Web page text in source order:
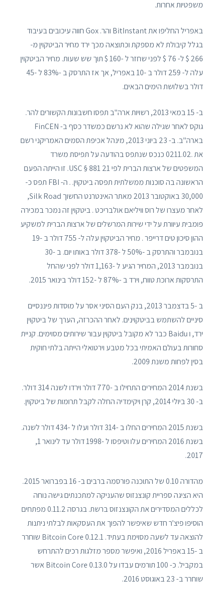
משפטיות אחרות.
באפריל החליפו את BitInstant והר. Gox חווה עיכובים בעיבוד
בגלל קיבולת לא מספקת וכתוצאה מכך ירד מחיר הביטקוין מ-
266 $ ל- 76 $ לפני שחזר ל -160 $ תוך שש שעות. מחיר הביטקוין
עלה ל- 259 דולר ב -10 באפריל, אך אז התרסק ב -83% ל -45
דולר בשלושת הימים הבאים.
ב- 15 במאי 2013, רשויות ארה"ב תפסו חשבונות הקשורים להר.
גוקס לאחר שגילה שהוא לא נרשם כמשדר כסף ב- FinCEN
בארה"ב. ב- 23 ביוני 2013, מינהל אכיפת הסמים האמריקני רשם
את .0211.02 כנכס שנתפס בהודעה על תפיסת משרד
המשפטים של ארצות הברית לפי 21 USC § 881. זו הייתה הפעם
הראשונה בה סוכנות ממשלתית תפסה ביטקוין. . ה- FBI תפס כ-
30,000 באוקטובר 2013 מאתר האינטרנט החשוך Silk Road,
לאחר מעצרו של רוס וויליאם אולבריכט . ביטקוין זה נמכר במכירה
פומבית עיוורת על ידי שירות המרשלים של ארצות הברית למשקיע
ההון סיכון טים דרייפר . מחיר הביטקוין עלה ל- 755 דולר ב -19
בנובמבר והתרסק ב -50% ל -378 דולר באותו יום. ב -30
בנובמבר 2013, המחיר הגיע ל -1,163 דולר לפני שהחל
התרסקות ארוכת טווח, וירד ב -87% ל -152 דולר בינואר 2015.
ב -5 בדצמבר 2013, בנק העם הסיני אסר על מוסדות פיננסיים
סיניים להשתמש בביטקוינים. לאחר ההכרזה, הערך של ביטקוין
ירד, ו Baidu כבר לא מקובל ביטקוין עבור שירותים מסוימים. קניית
סחורות בעולם האמיתי בכל מטבע וירטואלי הייתה בלתי חוקית
בסין לפחות משנת 2009.
בשנת 2014 המחירים התחילו ב -770 דולר וירדו לשנה 314 דולר.
ב- 30 ביולי 2014, קרן ויקימדיה החלה לקבל תרומות של ביטקוין.
בשנת 2015 המחירים החלו ב -314 דולר ועלו ל -434 דולר לשנה.
בשנת 2016 המחירים עלו וטיפסו ל -1998 דולר עד לינואר 1,
2017.
מהדורה 0.10 של התוכנה פורסמה ברבים ב- 16 בפברואר 2015.
היא הציגה ספריית קונצנזוס שהעניקה למתכנתים גישה נוחה
לכללים המסדירים את הקונצנזוס ברשת. בגרסה 0.11.2 מפתחים
הוסיפו פיצ'ר חדש שאיפשר להפוך את העסקאות לבלתי ניתנות
להוצאה עד לשעה מסוימת בעתיד. Bitcoin Core 0.12.1 שוחרר
ב -15 באפריל 2016, ואיפשר מספר מזלגות רכים להתרחש
במקביל. כ- 100 תורמים עבדו על Bitcoin Core 0.13.0 אשר
שוחרר ב- 23 באוגוסט 2016.